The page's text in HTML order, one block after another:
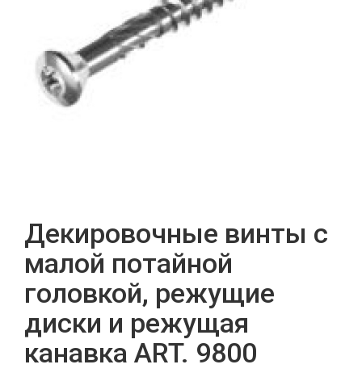
Декировочные винты с
малой потайной
головкой, режущие
диски и режущая
канавка ART. 9800